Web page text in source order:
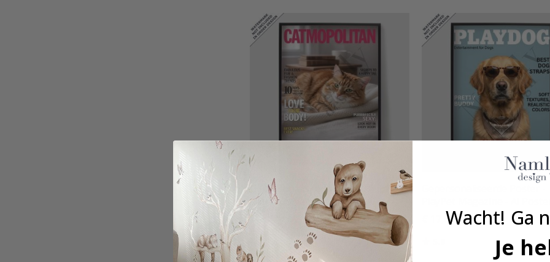
Gepersonaliseerde Poster -
Catmopolitan Magazine - AI
Poster
€ 17,00
Beoordeling:
5.0 uit 5 sterren
€ 17,00Wacht! Ga
Je